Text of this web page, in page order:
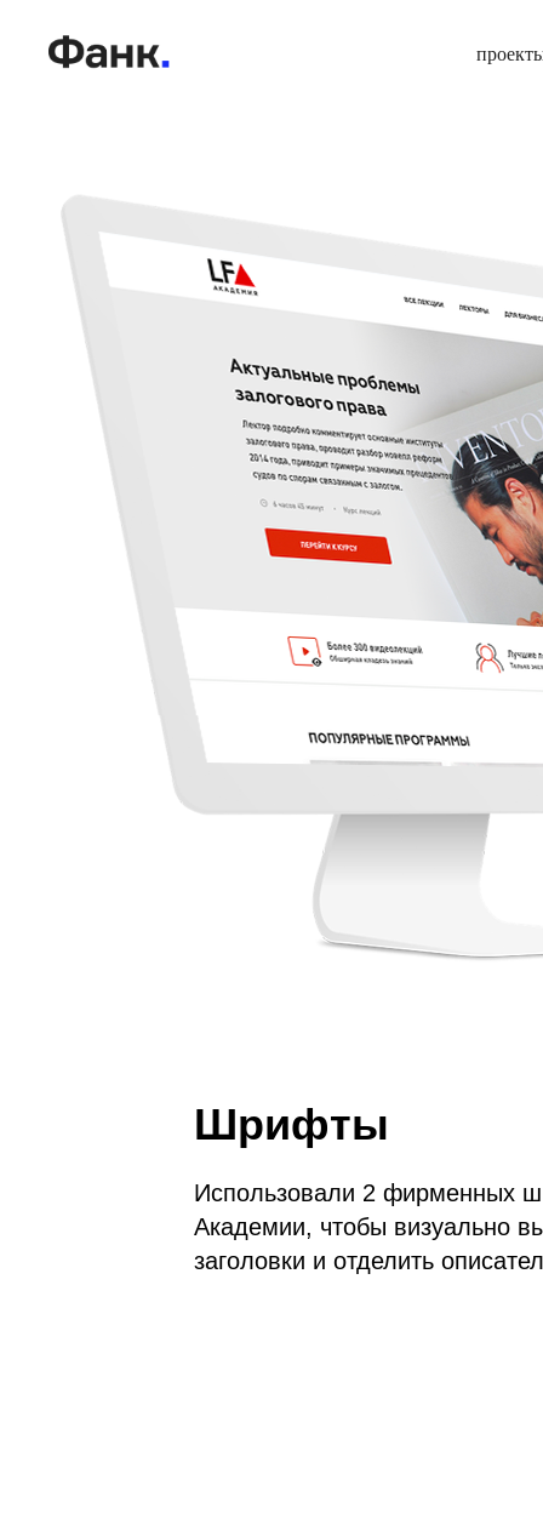
Шрифты
Использовали 2 фирменных
Академии, чтобы визуально
заголовки и отделить